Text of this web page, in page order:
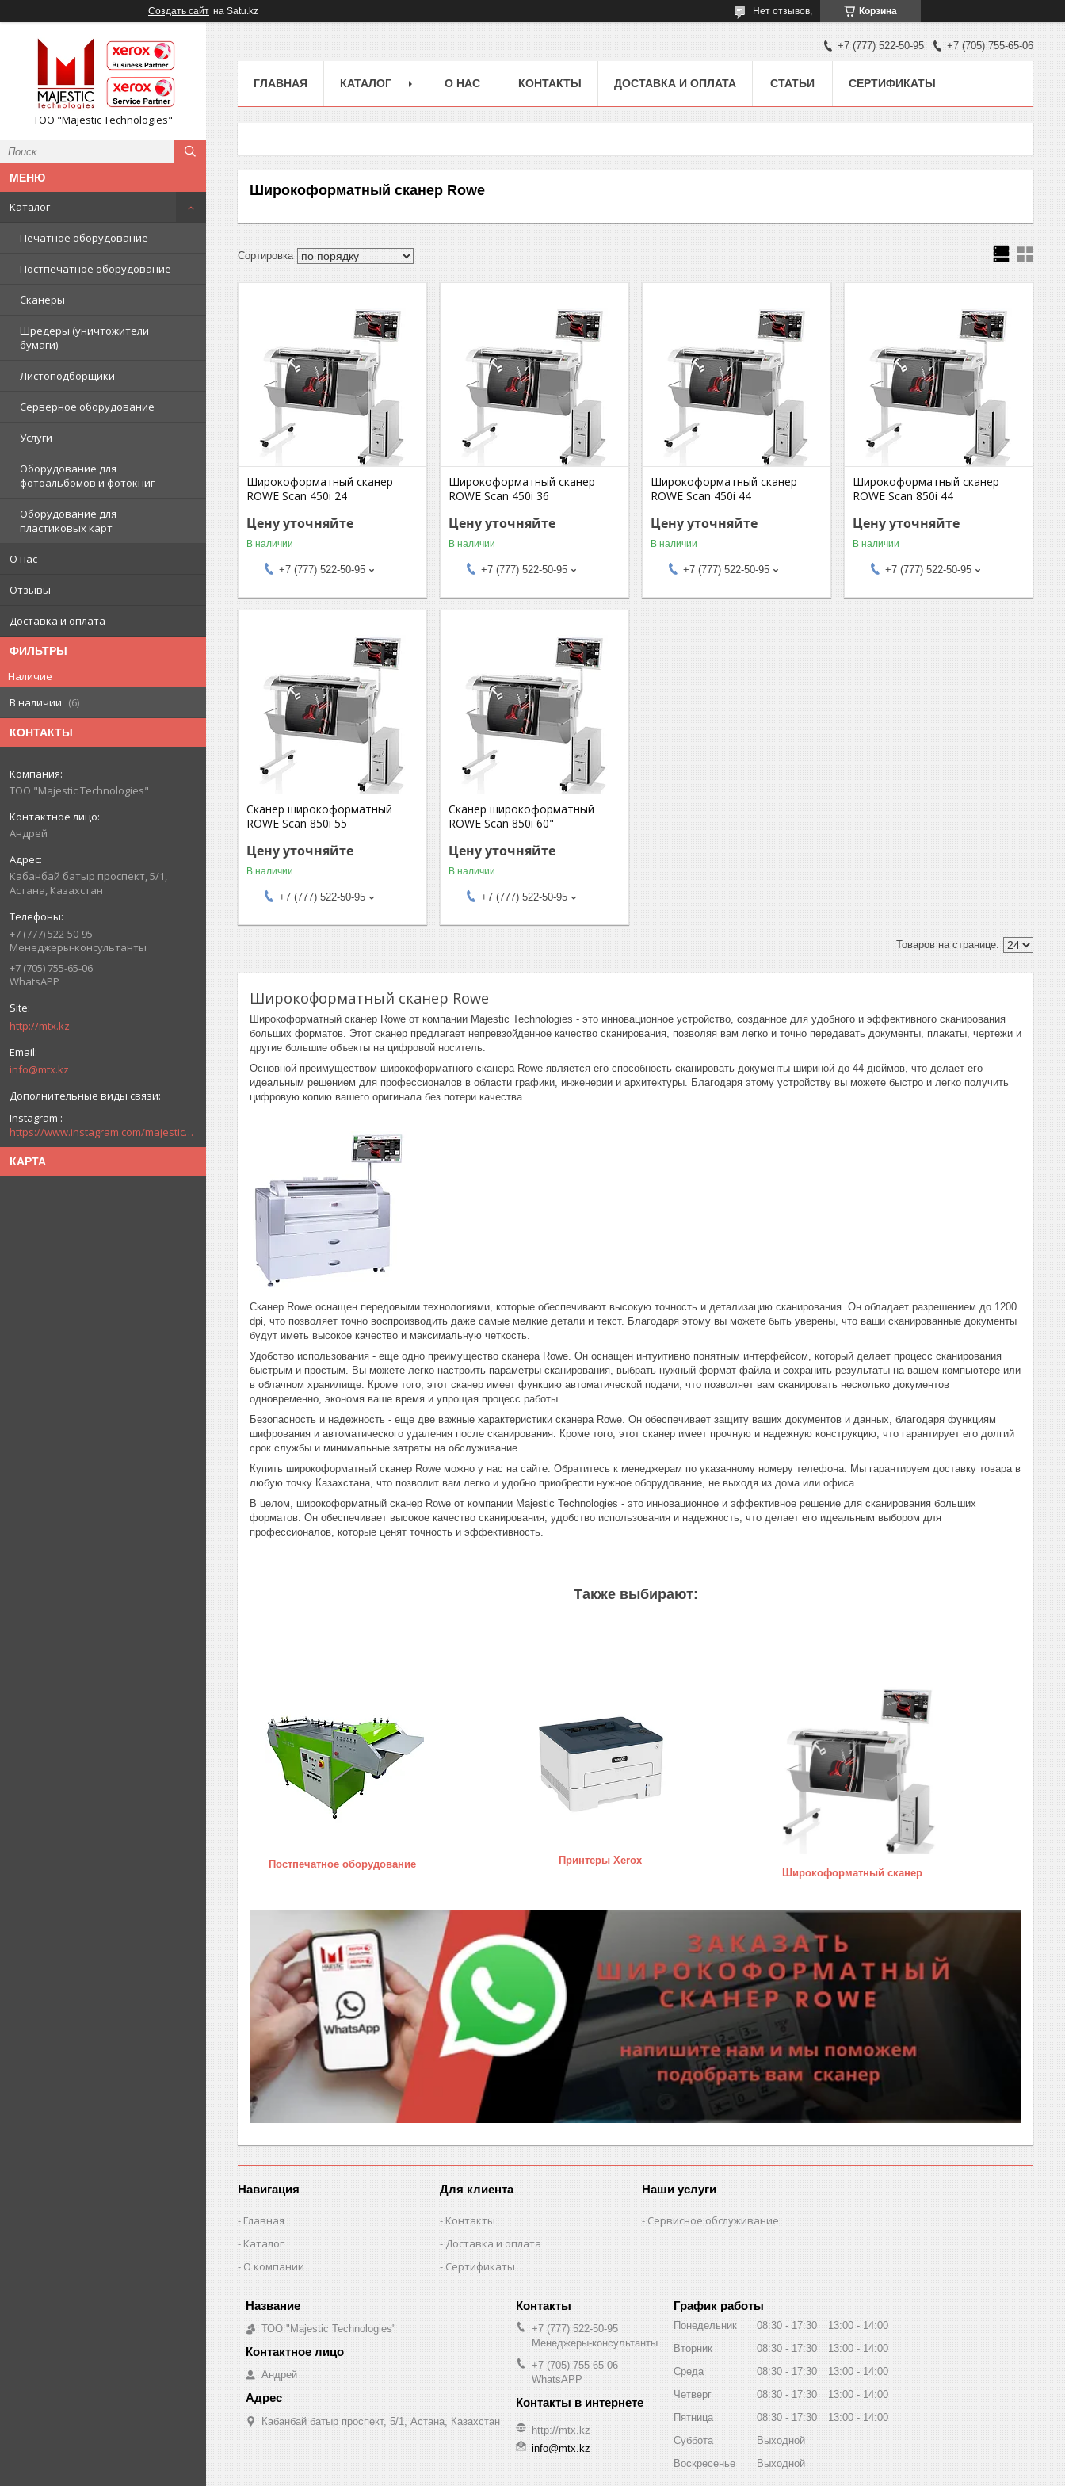
Создать сайт на Satu.kz Корзина
Нет отзывов,
ТОО "Majestic Technologies"
Каталог
Печатное оборудование
Постпечатное оборудование
Сканеры
Шредеры (уничтожители
бумаги)
Листоподборщики
Серверное оборудование
Услуги
Оборудование для
фотоальбомов и фотокниг
Оборудование для
пластиковых карт
О нас
Отзывы
Доставка и оплата
ФИЛЬТРЫ
Наличие
В наличии
6
КОНТАКТЫ
ТОО "Majestic Technologies"
Андрей
Кабанбай батыр проспект, 5/1,
Астана, Казахстан
+7 (777) 522-50-95
Менеджеры-консультанты
+7 (705) 755-65-06
WhatsAPP
http://mtx.kz
info@mtx.kz
Instagram
https://www.instagram.com/majestic_technologies.kz/
КАРТА
+7 (777) 522-50-95 +7 (705) 755-65-06
ГЛАВНАЯ КАТАЛОГ О НАС КОНТАКТЫ ДОСТАВКА И ОПЛАТА СТАТЬИ СЕРТИФИКАТЫ
Широкоформатный сканер Rowe
Широкоформатный сканер
ROWE Scan 450i 24
Цену уточняйте
В наличии
+7 (777) 522-50-95
Широкоформатный сканер
ROWE Scan 450i 36
Цену уточняйте
В наличии
+7 (777) 522-50-95
Широкоформатный сканер
ROWE Scan 450i 44
Цену уточняйте
В наличии
+7 (777) 522-50-95
Широкоформатный сканер
ROWE Scan 850i 44
Цену уточняйте
В наличии
+7 (777) 522-50-95
Сканер широкоформатный
ROWE Scan 850i 55
Цену уточняйте
В наличии
+7 (777) 522-50-95
Сканер широкоформатный
ROWE Scan 850i 60"
Цену уточняйте
В наличии
+7 (777) 522-50-95
Широкоформатный сканер Rowe
Широкоформатный сканер Rowe от компании Majestic Technologies - это инновационное устройство, созданное для удобного и эффективного сканирования
больших форматов. Этот сканер предлагает непревзойденное качество сканирования, позволяя вам легко и точно передавать документы, плакаты, чертежи и
другие большие объекты на цифровой носитель.
Основной преимуществом широкоформатного сканера Rowe является его способность сканировать документы шириной до 44 дюймов, что делает его
идеальным решением для профессионалов в области графики, инженерии и архитектуры. Благодаря этому устройству вы можете быстро и легко получить
цифровую копию вашего оригинала без потери качества.
Сканер Rowe оснащен передовыми технологиями, которые обеспечивают высокую точность и детализацию сканирования. Он обладает разрешением до 1200
dpi, что позволяет точно воспроизводить даже самые мелкие детали и текст. Благодаря этому вы можете быть уверены, что ваши сканированные документы
будут иметь высокое качество и максимальную четкость.
Удобство использования - еще одно преимущество сканера Rowe. Он оснащен интуитивно понятным интерфейсом, который делает процесс сканирования
быстрым и простым. Вы можете легко настроить параметры сканирования, выбрать нужный формат файла и сохранить результаты на вашем компьютере или
в облачном хранилище. Кроме того, этот сканер имеет функцию автоматической подачи, что позволяет вам сканировать несколько документов
одновременно, экономя ваше время и упрощая процесс работы.
Безопасность и надежность - еще две важные характеристики сканера Rowe. Он обеспечивает защиту ваших документов и данных, благодаря функциям
шифрования и автоматического удаления после сканирования. Кроме того, этот сканер имеет прочную и надежную конструкцию, что гарантирует его долгий
срок службы и минимальные затраты на обслуживание.
Купить широкоформатный сканер Rowe можно у нас на сайте. Обратитесь к менеджерам по указанному номеру телефона. Мы гарантируем доставку товара в
любую точку Казахстана, что позволит вам легко и удобно приобрести нужное оборудование, не выходя из дома или офиса.
В целом, широкоформатный сканер Rowe от компании Majestic Technologies - это инновационное и эффективное решение для сканирования больших
форматов. Он обеспечивает высокое качество сканирования, удобство использования и надежность, что делает его идеальным выбором для
профессионалов, которые ценят точность и эффективность.
Также выбирают:
Постпечатное оборудование
Принтеры Xerox
Широкоформатный сканер
Навигация
Главная
Каталог
О компании
Для клиента
Контакты
Доставка и оплата
Сертификаты
Наши услуги
Сервисное обслуживание
ТОО "Majestic Technologies"
Андрей
Кабанбай батыр проспект, 5/1, Астана, Казахстан
+7 (777) 522-50-95
Менеджеры-консультанты
+7 (705) 755-65-06
WhatsAPP
http://mtx.kz
info@mtx.kz
График работы
Понедельник 08:30 17:30 13:00
14:00
Вторник
08:30 17:30 13:00
14:00
Среда
08:30 17:30 13:00
14:00
Четверг
08:30 17:30 13:00
14:00
Пятница
08:30 17:30 13:00
14:00
Суббота
Выходной
Воскресенье
Выходной